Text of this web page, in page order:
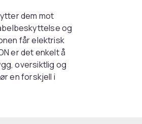
dem mot
og
får elektrisk
er det enkelt å
oversiktlig og
en forskjell i